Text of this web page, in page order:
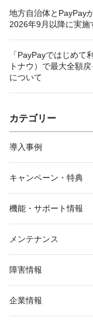
地方自治体とPayPay
2026年9月以降に実施
「PayPayではじめて
トナウ）で最大全額
について
カテゴリー
導入事例
キャンペーン・特典
機能・サポート情報
メンテナンス
障害情報
企業情報